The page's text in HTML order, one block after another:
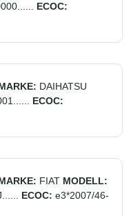
ECOC:
DAIHATSU
ECOC:
FIAT MODELL:
ECOC: e3*2007/46-